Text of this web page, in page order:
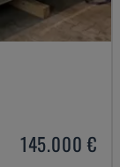
145.000 €